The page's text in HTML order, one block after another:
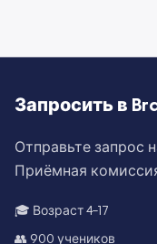
Запросить в
Отправьте запрос
Приёмная
🎓 Возраст 4–17
👥 900 учеников